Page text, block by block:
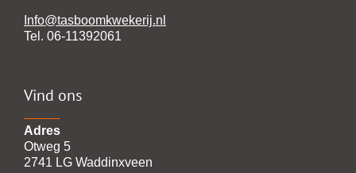
Info@tasboomkwekerij.nl
Tel. 06-11392061
Vind ons
Adres
Otweg 5
2741 LG Waddinxveen